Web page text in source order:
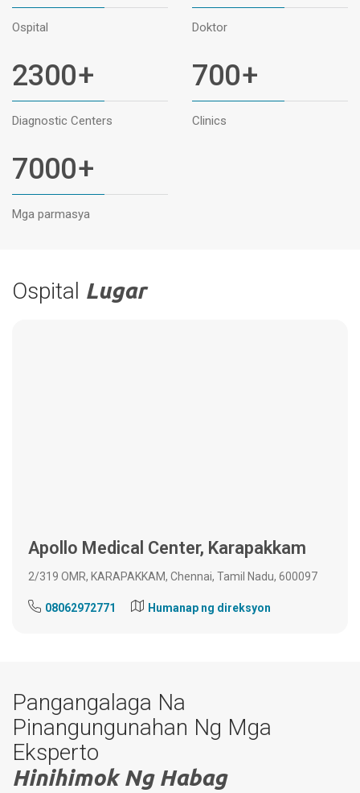
Ospital Doktor
2300+
Diagnostic Centers
700+
Clinics
7000+
Mga parmasya
Ospital Lugar
Apollo Medical Center, Karapakkam
2/319 OMR, KARAPAKKAM, Chennai, Tamil Nadu, 600097
08062972771 Humanap ng direksyon
Pangangalaga Na
Pinangungunahan Ng Mga
Eksperto
Hinihimok Ng Habag